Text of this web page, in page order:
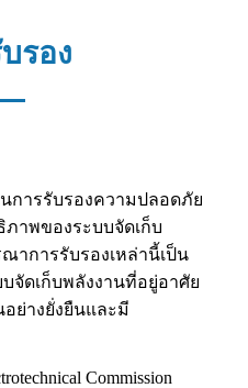
รอง
การรับรองความปลอดภัย
าพของระบบจัดเก็บ
าการรับรองเหล่านี้เป็น
จัดเก็บพลังงานที่อยู่อาศัย
ย่างยั่งยืนและมี
Commission